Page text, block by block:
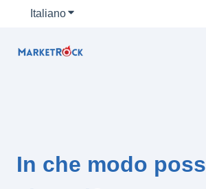
ItalianoMostra sottomenu per le
In che modo